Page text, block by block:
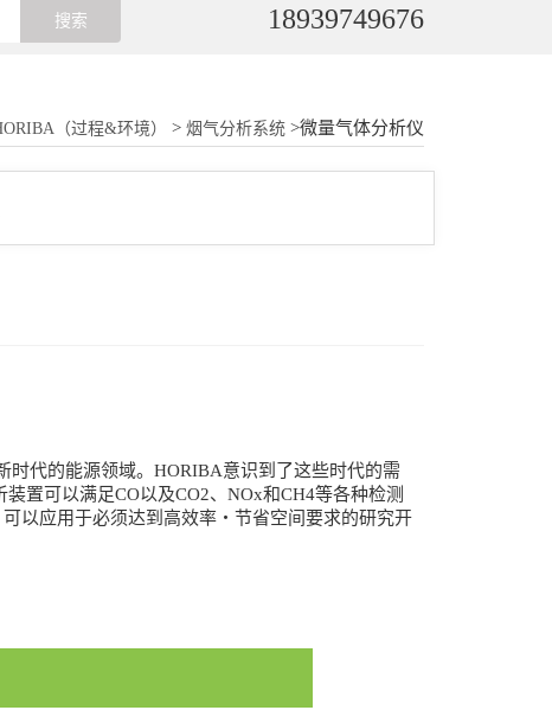
18939749676
（过程&环境） >烟气分析系统 >微量气体分析仪
代的能源领域。HORIBA意识到了这些时代的需
置可以满足CO以及CO2、NOx和CH4等各种检测
以应用于必须达到高效率・节省空间要求的研究开